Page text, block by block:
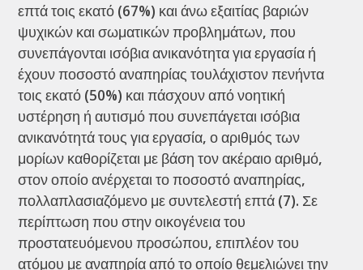
επτά τοις εκατό (67%) και άνω εξαιτίας βαριών
ψυχικών και σωματικών προβλημάτων, που
συνεπάγονται ισόβια ανικανότητα για εργασία ή
έχουν ποσοστό αναπηρίας τουλάχιστον πενήντα
τοις εκατό (50%) και πάσχουν από νοητική
υστέρηση ή αυτισμό που συνεπάγεται ισόβια
ανικανότητά τους για εργασία, ο αριθμός των
μορίων καθορίζεται με βάση τον ακέραιο αριθμό,
στον οποίο ανέρχεται το ποσοστό αναπηρίας,
πολλαπλασιαζόμενο με συντελεστή επτά (7). Σε
περίπτωση που στην οικογένεια του
προστατευόμενου προσώπου, επιπλέον του
ατόμου με αναπηρία από το οποίο θεμελιώνει την